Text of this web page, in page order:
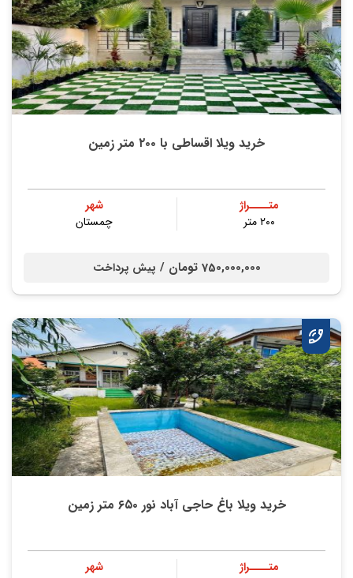
خرید ویلا اقساطی با ۲۰۰ متر زمین
متــــراژ
۲۰۰ متر
شهر
چمستان
750,000,000 تومان / پیش پرداخت
خرید ویلا باغ حاجی آباد نور ۶۵۰ متر زمین
متــــراژ
شهر